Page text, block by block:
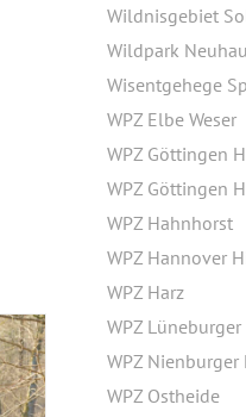
Wildnisgebiet
Wildpark
Wisentgehege
WPZ Elbe Weser
WPZ Göttingen
WPZ Göttingen
WPZ Hahnhorst
WPZ Hannover
WPZ Harz
WPZ
WPZ Nienburger
WPZ Ostheide